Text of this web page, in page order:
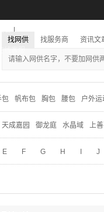
找网供 找服务商 资讯文
包 帆布包 胸包 腰包 户外运
天成嘉园 御龙庭 水晶域 上
E F G H J